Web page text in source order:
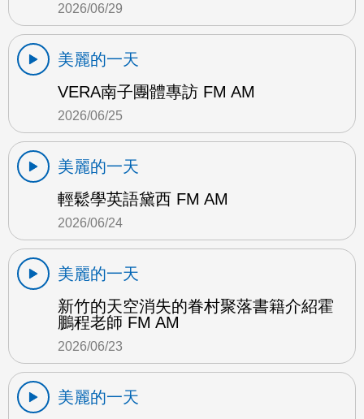
2026/06/29
美麗的一天
VERA南子團體專訪 FM AM
2026/06/25
美麗的一天
輕鬆學英語黛西 FM AM
2026/06/24
美麗的一天
新竹的天空消失的眷村聚落書籍介紹霍
鵬程老師 FM AM
2026/06/23
美麗的一天